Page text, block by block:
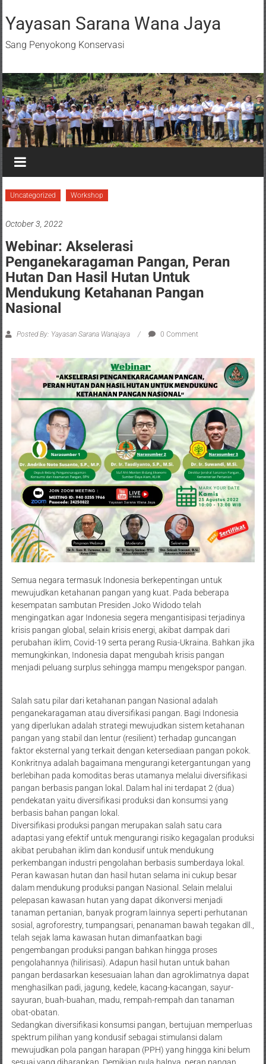
Yayasan Sarana Wana Jaya
Sang Penyokong Konservasi
Uncategorized Workshop
October 3, 2022
Webinar: Akselerasi
Penganekaragaman Pangan, Peran
Hutan Dan Hasil Hutan Untuk
Mendukung Ketahanan Pangan
Nasional
Posted By: Yayasan Sarana Wanajaya 0 Comment
Semua negara termasuk Indonesia berkepentingan untuk
mewujudkan ketahanan pangan yang kuat. Pada beberapa
kesempatan sambutan Presiden Joko Widodo telah
mengingatkan agar Indonesia segera mengantisipasi terjadinya
krisis pangan global, selain krisis energi, akibat dampak dari
perubahan iklim, Covid-19 serta perang Rusia-Ukraina. Bahkan jika
memungkinkan, Indonesia dapat mengubah krisis pangan
menjadi peluang surplus sehingga mampu mengekspor pangan.
Salah satu pilar dari ketahanan pangan Nasional adalah
penganekaragaman atau diversifikasi pangan. Bagi Indonesia
yang diperlukan adalah strategi mewujudkan sistem ketahanan
pangan yang stabil dan lentur (resilient) terhadap guncangan
faktor eksternal yang terkait dengan ketersediaan pangan pokok.
Konkritnya adalah bagaimana mengurangi ketergantungan yang
berlebihan pada komoditas beras utamanya melalui diversifikasi
pangan berbasis pangan lokal. Dalam hal ini terdapat 2 (dua)
pendekatan yaitu diversifikasi produksi dan konsumsi yang
berbasis bahan pangan lokal.
Diversifikasi produksi pangan merupakan salah satu cara
adaptasi yang efektif untuk mengurangi risiko kegagalan produksi
akibat perubahan iklim dan kondusif untuk mendukung
perkembangan industri pengolahan berbasis sumberdaya lokal.
Peran kawasan hutan dan hasil hutan selama ini cukup besar
dalam mendukung produksi pangan Nasional. Selain melalui
pelepasan kawasan hutan yang dapat dikonversi menjadi
tanaman pertanian, banyak program lainnya seperti perhutanan
sosial, agroforestry, tumpangsari, penanaman bawah tegakan dll.,
telah sejak lama kawasan hutan dimanfaatkan bagi
pengembangan produksi pangan bahkan hingga proses
pengolahannya (hilirisasi). Adapun hasil hutan untuk bahan
pangan berdasarkan kesesuaian lahan dan agroklimatnya dapat
menghasilkan padi, jagung, kedele, kacang-kacangan, sayur-
sayuran, buah-buahan, madu, rempah-rempah dan tanaman
obat-obatan.
Sedangkan diversifikasi konsumsi pangan, bertujuan memperluas
spektrum pilihan yang kondusif sebagai stimulansi dalam
mewujudkan pola pangan harapan (PPH) yang hingga kini belum